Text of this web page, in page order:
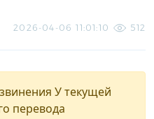
2026-04-06 11:01:10 512
У текущей
перевода